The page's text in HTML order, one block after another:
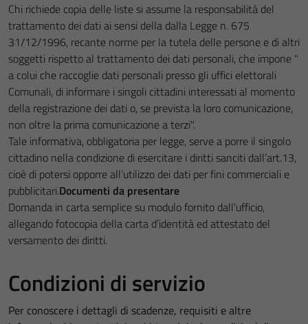
Chi richiede copia delle liste si assume la responsabilità del
trattamento dei dati ai sensi della dalla Legge n. 675
31/12/1996, recante norme per la tutela delle persone e di altri
soggetti rispetto al trattamento dei dati personali, che impone "
a colui che raccoglie dati personali presso gli uffici elettorali
Comunali, di informare i singoli cittadini interessati al momento
della registrazione dei dati o, se prevista la loro comunicazione,
non oltre la prima comunicazione a terzi".
Tale informativa, obbligatoria per legge, serve a porre il singolo
cittadino nella condizione di esercitare i diritti sanciti dall’art.13,
cioè di potersi opporre all’utilizzo dei dati per fini commerciali e
pubblicitari.Documenti da presentare
Domanda in carta semplice su modulo fornito dall'ufficio,
allegando fotocopia della carta d’identità ed attestato del
versamento dei diritti.
Condizioni di servizio
Per conoscere i dettagli di scadenze, requisiti e altre